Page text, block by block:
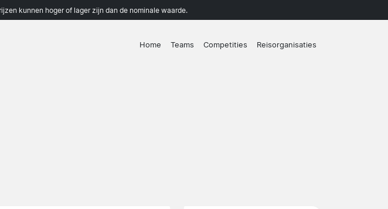
kunnen hoger of lager zijn dan de nominale waarde.
Home Teams Competities Reisorganisaties